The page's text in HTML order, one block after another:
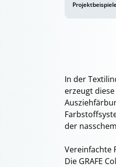
In der
erzeugt
der
Vereinfachte
Die GRAFE